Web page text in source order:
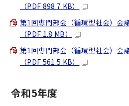
（PDF 898.7 KB）
第1回専門部会（循環型社会）
（PDF 1.8 MB）
第1回専門部会（循環型社会）
（PDF 561.5 KB）
令和5年度